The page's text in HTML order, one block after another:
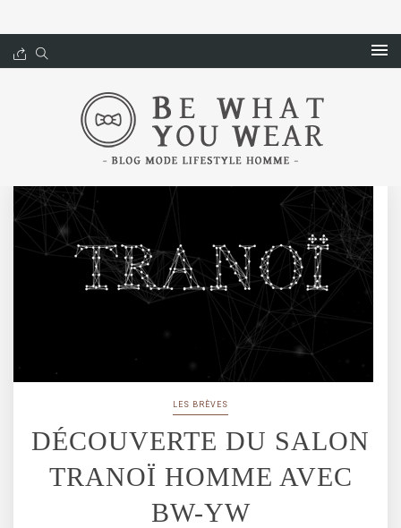
LES BRÈVES
DÉCOUVERTE DU SALON
TRANOÏ HOMME AVEC
BW-YW